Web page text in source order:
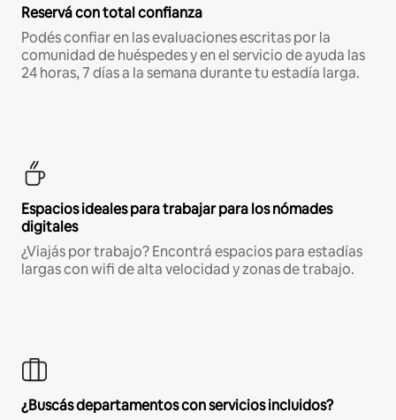
Reservá con total confianza
Podés confiar en las evaluaciones escritas por la
comunidad de huéspedes y en el servicio de ayuda las
24 horas, 7 días a la semana durante tu estadía larga.
Espacios ideales para trabajar para los nómades
digitales
¿Viajás por trabajo? Encontrá espacios para estadías
largas con wifi de alta velocidad y zonas de trabajo.
¿Buscás departamentos con servicios incluidos?